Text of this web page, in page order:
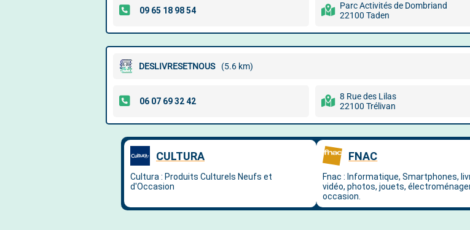
Parc Activités de Dombriand
22100 Taden
DESLIVRESETNOUS (5.6 km)
8 Rue des Lilas
22100 Trélivan